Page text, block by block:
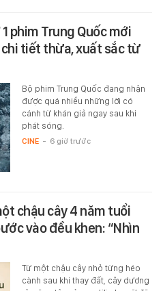
phim Trung Quốc mới
tiết thừa, xuất sắc từ
Bộ phim Trung Quốc đang nhận
được quá nhiều những lời có
cánh từ khán giả ngay sau khi
phát sóng.
CINE - 6 giờ trước
chậu cây 4 năm tuổi
vào đều khen: “Nhìn
Từ một chậu cây nhỏ từng héo
cành sau khi thay đất, cây dương